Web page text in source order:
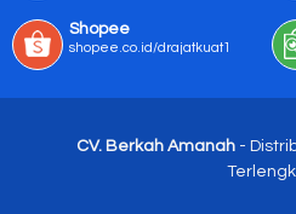
Shopee
shopee.co.id/drajatkuat1
CV. Berkah Amanah -